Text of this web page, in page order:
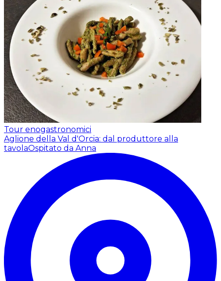
Tour enogastronomici
Aglione della Val d'Orcia: dal produttore alla
tavolaOspitato da Anna